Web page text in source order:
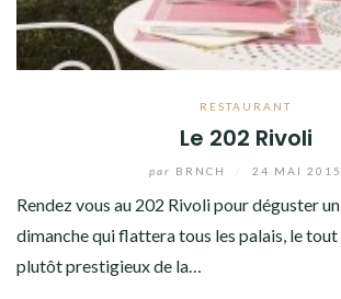
RESTAURANT
Le 202 Rivoli
par BRNCH 24 MAI 2015
Rendez vous au 202 Rivoli pour déguster
dimanche qui flattera tous les palais, le tout
plutôt prestigieux de la…